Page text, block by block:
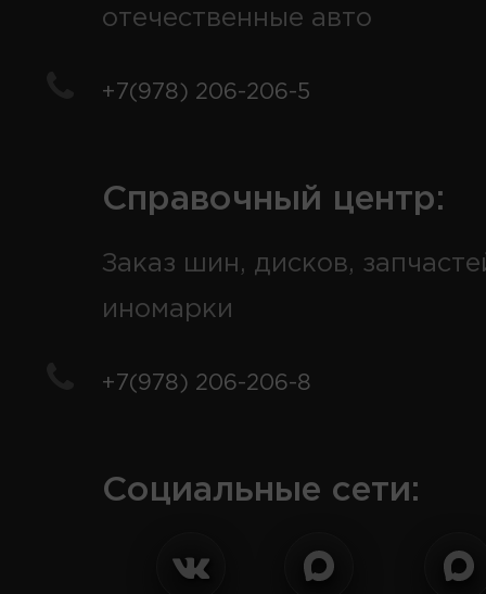
отечественные авто
+7(978) 206-206-5
Справочный центр:
Заказ шин, дисков,
иномарки
+7(978) 206-206-8
Социальные сети: